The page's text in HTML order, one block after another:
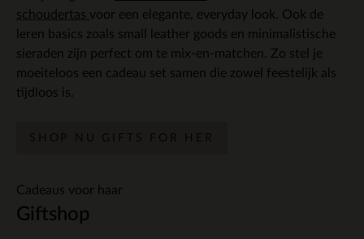
schoudertas voor een elegante, everyday look. Ook de
leren basics zoals small leather goods en minimalistische
sieraden zijn perfect om te mix-en-matchen. Zo stel je
moeiteloos een cadeau set samen die zowel feestelijk als
tijdloos is.
SHOP NU GIFTS FOR HER
Giftshop
Cadeaus voor haar